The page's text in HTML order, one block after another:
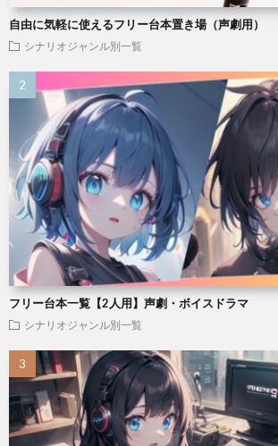
自由に気軽に使えるフリー台本置き場（声劇用）
シナリオジャンル別一覧
フリー台本一覧【2人用】声劇・ボイスドラマ
シナリオジャンル別一覧